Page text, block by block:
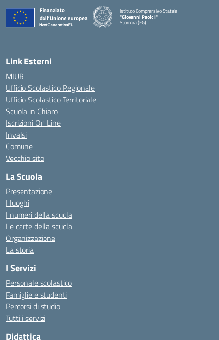
Istituto Comprensivo Statale
"Giovanni Paolo I"
Stornara (FG)
Link Esterni
MIUR
Ufficio Scolastico Regionale
Ufficio Scolastico Territoriale
Scuola in Chiaro
Iscrizioni On Line
Invalsi
Comune
Vecchio sito
La Scuola
Presentazione
I luoghi
I numeri della scuola
Le carte della scuola
Organizzazione
La storia
I Servizi
Personale scolastico
Famiglie e studenti
Percorsi di studio
Tutti i servizi
Didattica